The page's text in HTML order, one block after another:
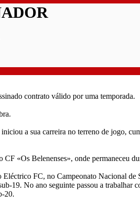
contrato válido por uma temporada.
a sua carreira no terreno de jogo,
«Os Belenenses», onde permaneceu
FC, no Campeonato Nacional
19. No ano seguinte passou a
20.